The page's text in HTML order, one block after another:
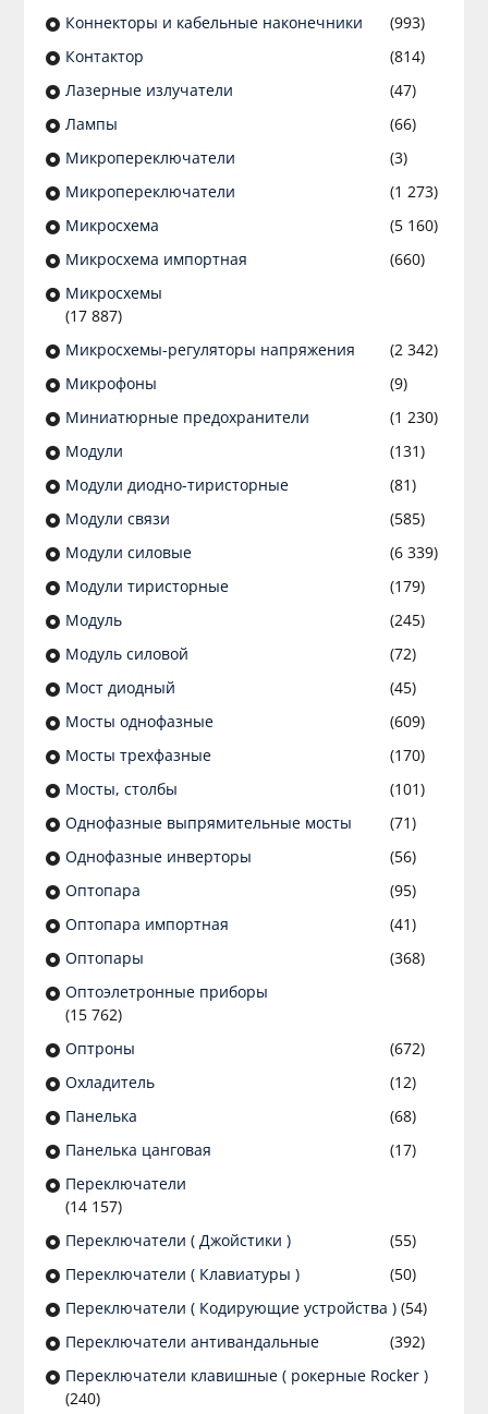
Коннекторы и кабельные наконечники
(993)
Контактор
(814)
Лазерные излучатели
(47)
Лампы
(66)
Микропереключатели
(3)
Микропереключатели
(1 273)
Микросхема
(5 160)
Микросхема импортная
(660)
Микросхемы
(17 887)
Микросхемы-регуляторы напряжения
(2 342)
Микрофоны
(9)
Миниатюрные предохранители
(1 230)
Модули
(131)
Модули диодно-тиристорные
(81)
Модули связи
(585)
Модули силовые
(6 339)
Модули тиристорные
(179)
Модуль
(245)
Модуль силовой
(72)
Мост диодный
(45)
Мосты однофазные
(609)
Мосты трехфазные
(170)
Мосты, столбы
(101)
Однофазные выпрямительные мосты
(71)
Однофазные инверторы
(56)
Оптопара
(95)
Оптопара импортная
(41)
Оптопары
(368)
Оптоэлетронные приборы
(15 762)
Оптроны
(672)
Охладитель
(12)
Панелька
(68)
Панелька цанговая
(17)
Переключатели
(14 157)
Переключатели ( Джойстики )
(55)
Переключатели ( Клавиатуры )
(50)
Переключатели ( Кодирующие устройства )(54)
Переключатели антивандальные
(392)
Переключатели клавишные ( рокерные Rocker )
(240)